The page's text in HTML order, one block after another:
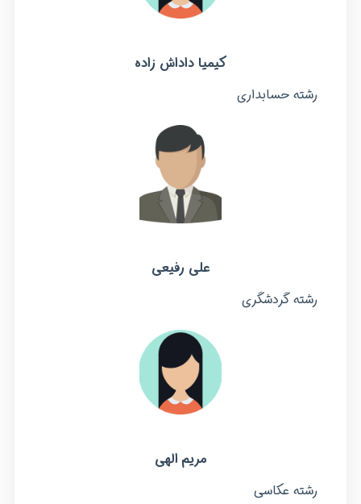
کیمیا داداش زاده
رشته حسابداری
علی رفیعی
رشته گردشگری
مریم الهی
رشته عکاسی